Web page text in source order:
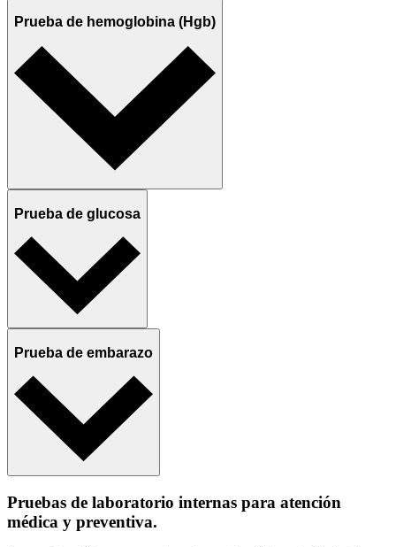
Prueba de hemoglobina (Hgb)
Prueba de glucosa
Prueba de embarazo
Pruebas de laboratorio internas para atención
médica y preventiva.